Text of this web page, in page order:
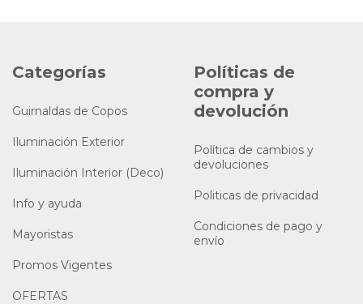
Categorías
Guirnaldas de Copos
Iluminación Exterior
Iluminación Interior (Deco)
Info y ayuda
Mayoristas
Promos Vigentes
OFERTAS
Políticas de
compra y
devolución
Política de cambios y
devoluciones
Politicas de privacidad
Condiciones de pago y
envío